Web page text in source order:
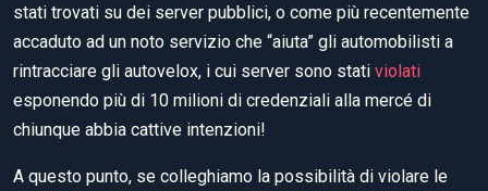
stati trovati su dei server pubblici, o come più recentemente
accaduto ad un noto servizio che “aiuta” gli automobilisti a
rintracciare gli autovelox, i cui server sono stati violati
esponendo più di 10 milioni di credenziali alla mercé di
chiunque abbia cattive intenzioni!
A questo punto, se colleghiamo la possibilità di violare le